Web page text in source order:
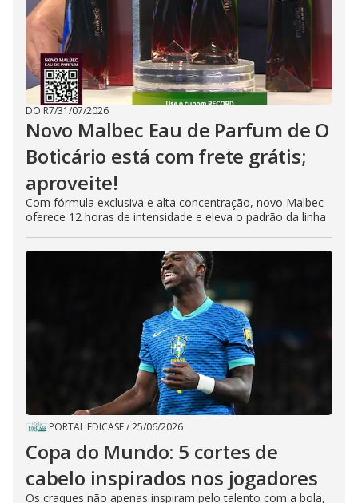
DO R7/31/07/2026
Novo Malbec Eau de Parfum de O
Boticário está com frete grátis;
aproveite!
Com fórmula exclusiva e alta concentração, novo Malbec
oferece 12 horas de intensidade e eleva o padrão da linha
PORTAL EDICASE/25/06/2026
Copa do Mundo: 5 cortes de
cabelo inspirados nos jogadores
Os craques não apenas inspiram pelo talento com a bola,